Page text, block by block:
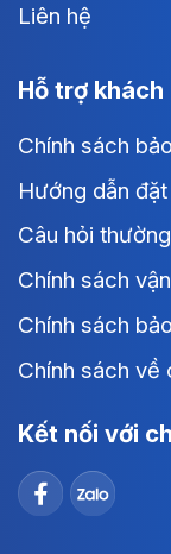
Liên hệ
Hỗ trợ khách
Chính sách
Hướng dẫn
Câu hỏi
Chính sách
Chính sách
Chính sách về
Kết nối với